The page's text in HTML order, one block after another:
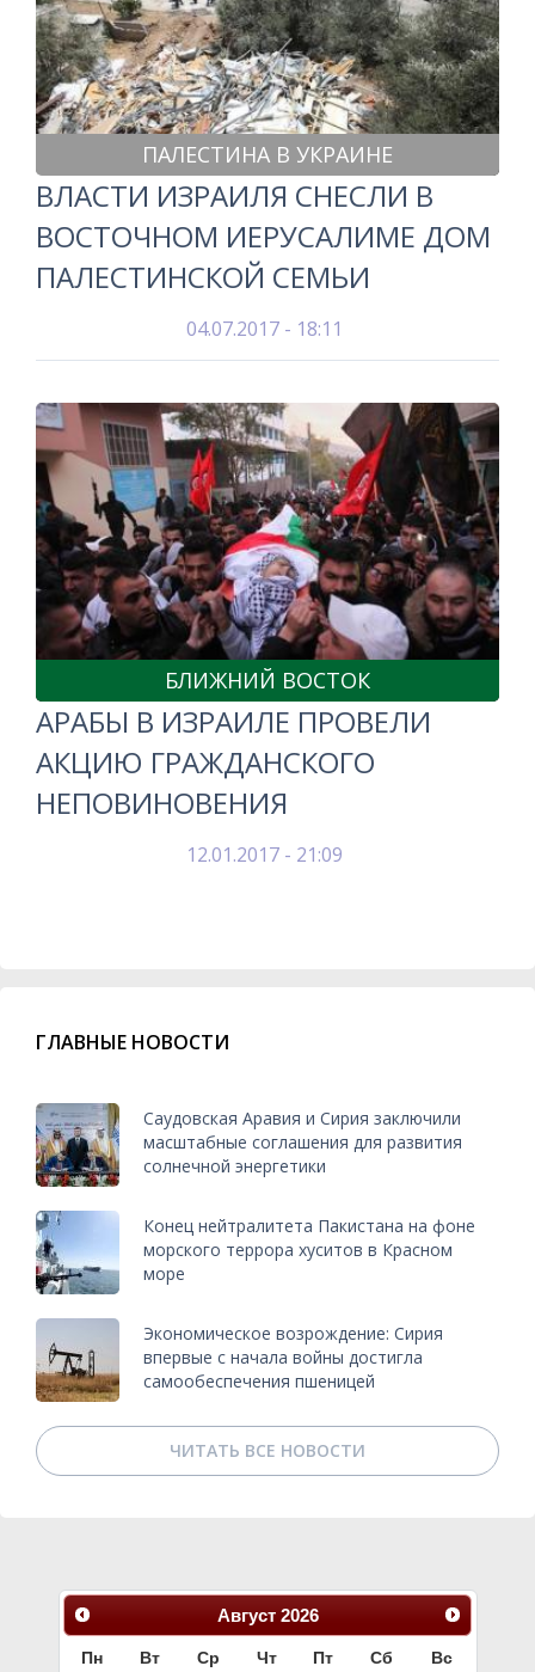
ПАЛЕСТИНА В УКРАИНЕ
ВЛАСТИ ИЗРАИЛЯ СНЕСЛИ В
ВОСТОЧНОМ ИЕРУСАЛИМЕ ДОМ
ПАЛЕСТИНСКОЙ СЕМЬИ
04.07.2017 - 18:11
БЛИЖНИЙ ВОСТОК
АРАБЫ В ИЗРАИЛЕ ПРОВЕЛИ
АКЦИЮ ГРАЖДАНСКОГО
НЕПОВИНОВЕНИЯ
12.01.2017 - 21:09
ГЛАВНЫЕ НОВОСТИ
Саудовская Аравия и Сирия заключили
масштабные соглашения для развития
солнечной энергетики
Конец нейтралитета Пакистана на фоне
морского террора хуситов в Красном
море
Экономическое возрождение: Сирия
впервые с начала войны достигла
самообеспечения пшеницей
ЧИТАТЬ ВСЕ НОВОСТИ
Август 2026
Пн Вт Ср Чт Пт Сб Вс